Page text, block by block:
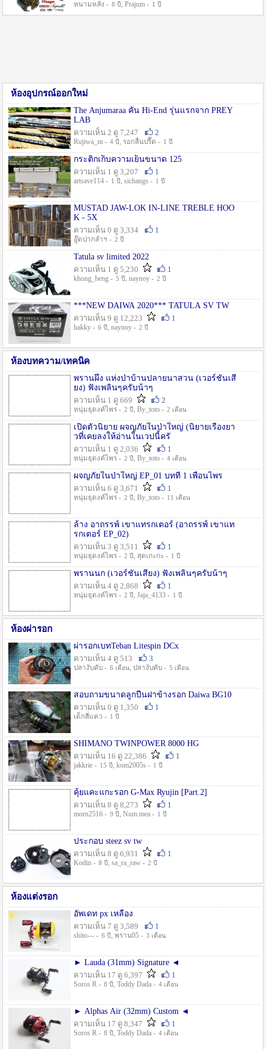
หนามหลัง - 8 ปี , Prajum - 1 ปี
ห้องอุปกรณ์ออกใหม่
The Anjumaraa คัน Hi-End รุ่นแรกจาก PREY
LAB
ความเห็น 2 ดู 7,247
2
Rujiwa_m - 4 ปี , รอกลื่นปรื๊ด - 1 ปี
กระติกเก็บความเย็นขนาด 125
ความเห็น 1 ดู 3,207
1
artsave114 - 1 ปี , sichangs - 1 ปี
MUSTAD JAW-LOK IN-LINE TREBLE HOO
K - 5X
ความเห็น 0 ดู 3,334
1
อู๊ดปากลำฯ - 2 ปี
Tatula sv limited 2022
ความเห็น 1 ดู 5,230
1
khong_beng - 5 ปี , naynoy - 2 ปี
***NEW DAIWA 2020*** TATULA SV TW
ความเห็น 9 ดู 12,223
1
hakky - 6 ปี , naynoy - 2 ปี
ห้องบทความ/เทคนิค
พรานผึ้ง แห่งป่าบ้านปลายนาสวน (เวอร์ชั่นเสี
ยง) ฟังเพลินๆครับน้าๆ
ความเห็น 1 ดู 669
2
หนุ่มธุดงค์ไพร - 2 ปี , By_toto - 2 เดือน
เปิดตัวนิยาย ผจญภัยในป่าใหญ่ (นิยายเรื่องยา
วที่เคยลงให้อ่านในเวปนี้ครั
ความเห็น 1 ดู 2,036
1
หนุ่มธุดงค์ไพร - 2 ปี , By_toto - 4 เดือน
ผจญภัยในป่าใหญ่ EP_01 บทที่ 1 เพื่อนไพร
ความเห็น 6 ดู 3,671
1
หนุ่มธุดงค์ไพร - 2 ปี , By_toto - 11 เดือน
ล้าง อาถรรพ์ เขาแทรกเตอร์ (อาถรรพ์ เขาแท
รกเตอร์ EP_02)
ความเห็น 3 ดู 3,511
1
หนุ่มธุดงค์ไพร - 2 ปี , สุดเกะกะ - 1 ปี
พรานนก (เวอร์ชั่นเสียง) ฟังเพลินๆครับน้าๆ
ความเห็น 4 ดู 2,868
1
หนุ่มธุดงค์ไพร - 2 ปี , Jaja_4133 - 1 ปี
ห้องผ่ารอก
ผ่ารอกเบทTeban Litespin DCx
ความเห็น 4 ดู 513
3
ปลางับคับ - 6 เดือน, ปลางับคับ - 5 เดือน
สอบถามขนาดลูกปืนฝาข้างรอก Daiwa BG10
ความเห็น 0 ดู 1,350
1
เด็กสี่แคว - 1 ปี
SHIMANO TWINPOWER 8000 HG
ความเห็น 16 ดู 22,386
1
jakkrie - 15 ปี , kom2005s - 1 ปี
คุ้ยแคะแกะรอก G-Max Ryujin [Part.2]
ความเห็น 8 ดู 8,273
1
morn2516 - 9 ปี , Num mea - 1 ปี
ประกอบ steez sv tw
ความเห็น 8 ดู 6,931
1
Kodin - 8 ปี , sa_ra_raw - 2 ปี
ห้องแต่งรอก
อัพเดท px เหลือง
ความเห็น 7 ดู 3,589
1
shito--- - 6 ปี , พราน05 - 3 เดือน
► Lauda (31mm) Signature ◄
ความเห็น 17 ดู 6,397
1
Soros R - 8 ปี , Toddy Dada - 4 เดือน
► Alphas Air (32mm) Custom ◄
ความเห็น 17 ดู 8,347
1
Soros R - 8 ปี , Toddy Dada - 4 เดือน